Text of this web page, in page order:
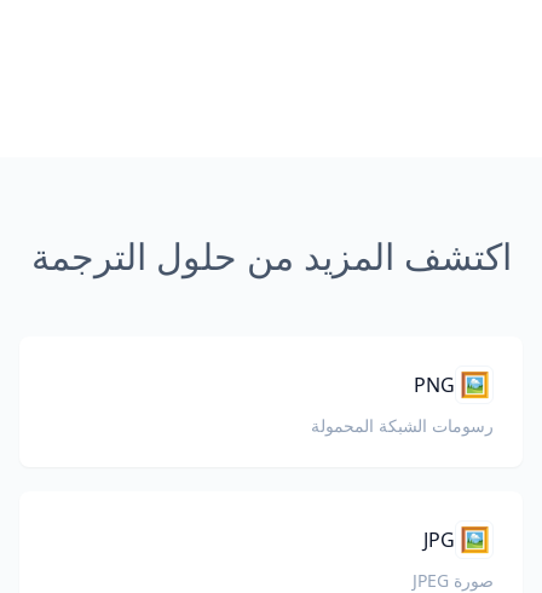
اكتشف المزيد من حلول الترجمة
🖼️
PNG
رسومات الشبكة المحمولة
🖼️
JPG
صورة JPEG